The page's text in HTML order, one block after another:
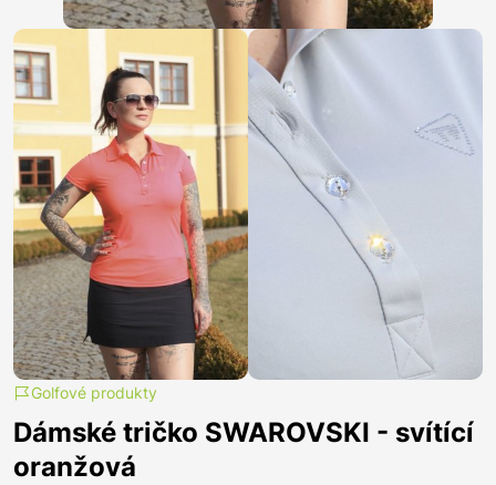
Golfové produkty
Dámské tričko SWAROVSKI - svítící
oranžová